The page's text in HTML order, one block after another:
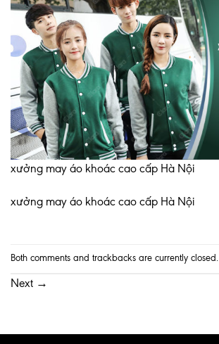
xưởng may áo khoác cao cấp Hà Nội
xưởng may áo khoác cao cấp Hà Nội
Both comments and trackbacks are currently closed.
Next →